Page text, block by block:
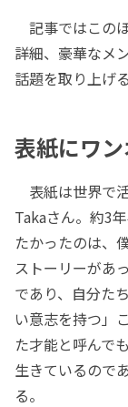
記事ではこの
詳細、豪華なメ
話題を取り上げる
表紙にワ
表紙は世界で
Takaさん。約3
たかったのは、
ストーリーがあ
であり、自分た
い意志を持つ」
た才能と呼んで
生きているので
る。